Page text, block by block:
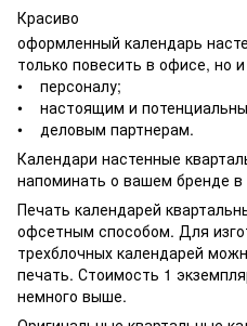
Красиво
оформленный календарь
только повесить в офисе, но
• персоналу;
• настоящим и
• деловым партнерам.
Календари настенные
напоминать о вашем бренде в
Печать календарей
офсетным способом. Для
трехблочных календарей
печать. Стоимость 1
немного выше.